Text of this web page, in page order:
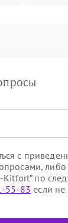
с
либо
Kitfort” по
55-83 если не